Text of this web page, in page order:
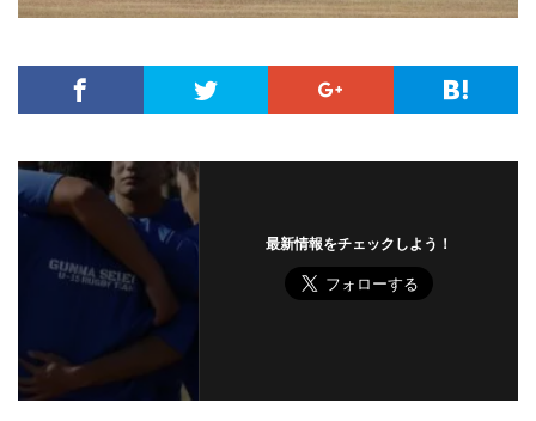
最新情報をチェックしよう！